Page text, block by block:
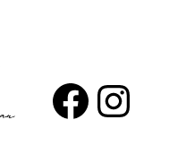
https://www.facebook.com/bohemianlifestyle.be Instagram